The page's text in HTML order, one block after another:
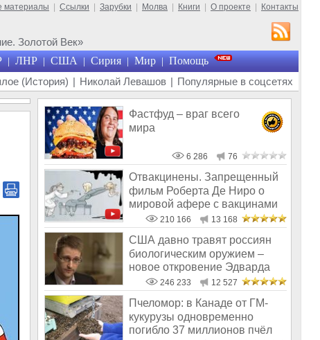
материалы Ссылки Зарубки Молва Книги О проекте Контакты
Золотой Век»
| ЛНР | США | Сирия | Мир | Помощь
(История) | Николай Левашов | Популярные в соцсетях
Фастфуд – враг всего
мира
6 286 76
Отвакцинены. Запрещенный
фильм Роберта Де Ниро о
мировой афере с вакцинами
210 166 13 168
США давно травят россиян
биологическим оружием –
новое откровение Эдварда
Сноудена
246 233 12 527
Пчеломор: в Канаде от ГМ-
кукурузы одновременно
погибло 37 миллионов пчёл